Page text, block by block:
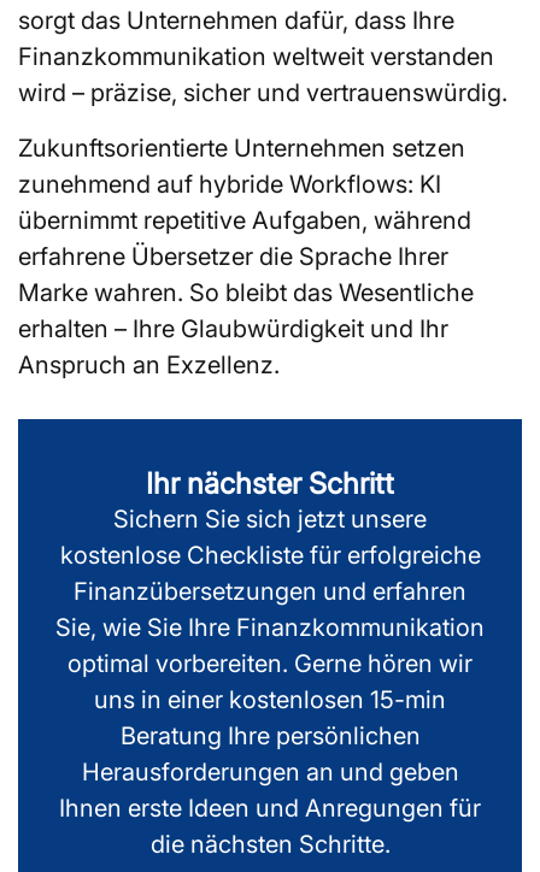
sorgt das Unternehmen dafür, dass Ihre
Finanzkommunikation weltweit verstanden
wird – präzise, sicher und vertrauenswürdig.
Zukunftsorientierte Unternehmen setzen
zunehmend auf hybride Workflows: KI
übernimmt repetitive Aufgaben, während
erfahrene Übersetzer die Sprache Ihrer
Marke wahren. So bleibt das Wesentliche
erhalten – Ihre Glaubwürdigkeit und Ihr
Anspruch an Exzellenz.
Ihr nächster Schritt
Sichern Sie sich jetzt unsere
kostenlose Checkliste für erfolgreiche
Finanzübersetzungen und erfahren
Sie, wie Sie Ihre Finanzkommunikation
optimal vorbereiten. Gerne hören wir
uns in einer kostenlosen 15-min
Beratung Ihre persönlichen
Herausforderungen an und geben
Ihnen erste Ideen und Anregungen für
die nächsten Schritte.